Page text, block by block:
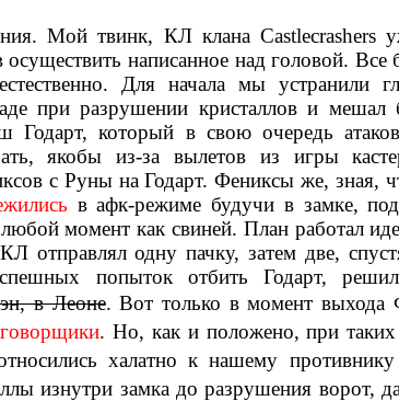
Мой твинк, КЛ клана Castlecrashers
написанное над головой. Все
Для начала мы устранили
при разрушении кристаллов и
Годарт, который в свою очередь
якобы из-за вылетов из игры
с Руны на Годарт. Фениксы же, зная,
в афк-режиме будучи в замке,
момент как свиней. План работал
отправлял одну пачку, затем две,
попыток отбить Годарт,
в Леоне. Вот только в момент выхода
. Но, как и положено, при таких
халатно к нашему противнику
изнутри замка до разрушения ворот,